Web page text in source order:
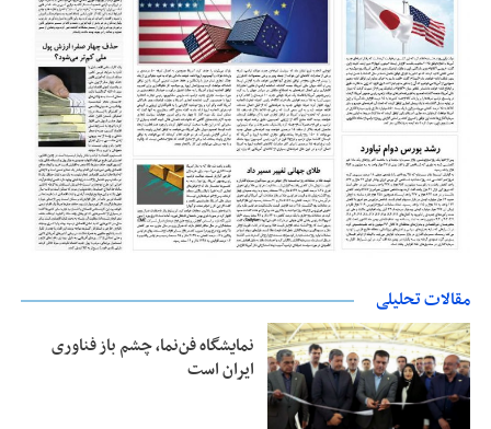
مقالات تحلیلی
نمایشگاه فن‌نما، چشم باز فناوری
ایران است